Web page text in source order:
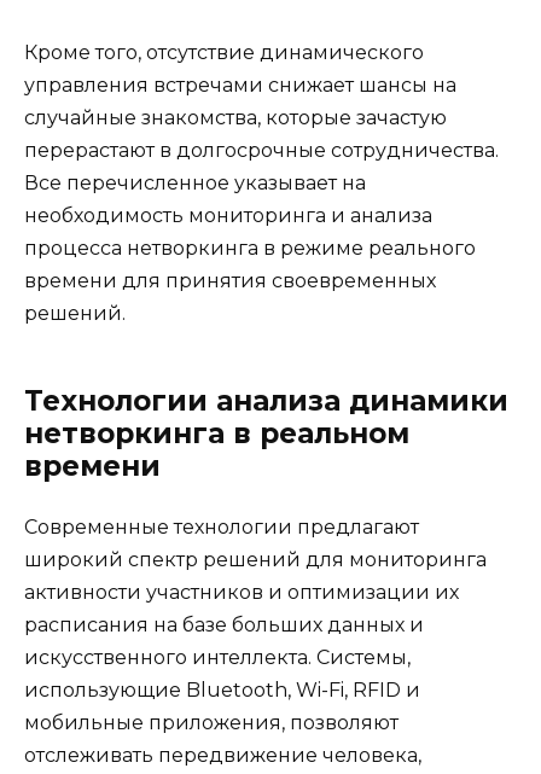
Кроме того, отсутствие динамического
управления встречами снижает шансы на
случайные знакомства, которые зачастую
перерастают в долгосрочные сотрудничества.
Все перечисленное указывает на
необходимость мониторинга и анализа
процесса нетворкинга в режиме реального
времени для принятия своевременных
решений.
Технологии анализа динамики
нетворкинга в реальном
времени
Современные технологии предлагают
широкий спектр решений для мониторинга
активности участников и оптимизации их
расписания на базе больших данных и
искусственного интеллекта. Системы,
использующие Bluetooth, Wi-Fi, RFID и
мобильные приложения, позволяют
отслеживать передвижение человека,